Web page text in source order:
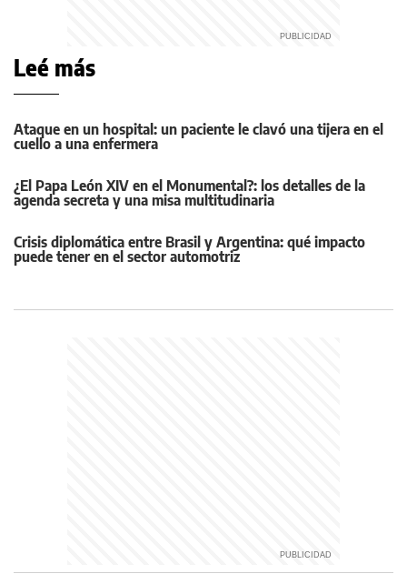
Leé más
Ataque en un hospital: un paciente le clavó una tijera en el
cuello a una enfermera
¿El Papa León XIV en el Monumental?: los detalles de la
agenda secreta y una misa multitudinaria
Crisis diplomática entre Brasil y Argentina: qué impacto
puede tener en el sector automotriz